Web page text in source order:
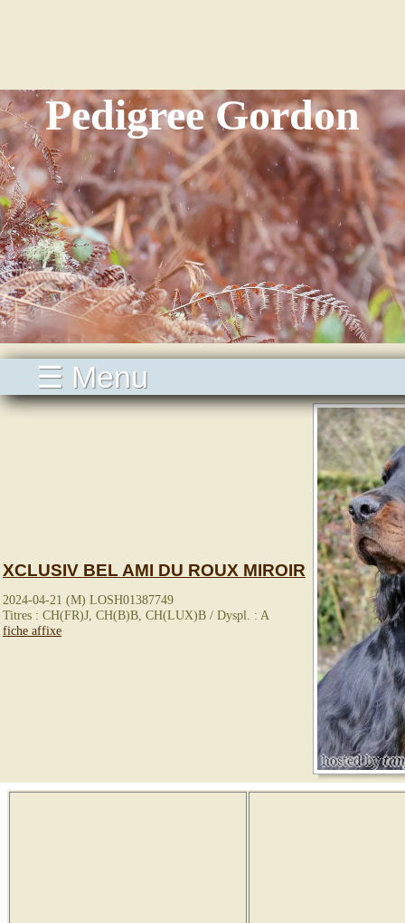
Pedigree Gordon
☰ Menu
XCLUSIV BEL AMI DU ROUX MIROIR
2024-04-21 (M) LOSH01387749
Titres : CH(FR)J, CH(B)B, CH(LUX)B / Dyspl. : A
fiche affixe